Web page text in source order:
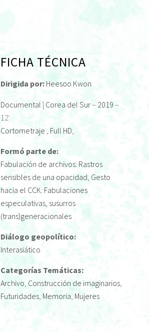
FICHA TÉCNICA
Dirigida por: Heesoo Kwon
Documental | Corea del Sur– 2019 –
12'
Cortometraje , Full HD,
Formó parte de:
Fabulación de archivos: Rastros
sensibles de una opacidad, Gesto
hacia el CCK: Fabulaciones
especulativas, susurros
(trans)generacionales
Diálogo geopolítico:
Interasiático
Categorías Temáticas:
Archivo,Construcción de imaginarios,
Futuridades, Memoria, Mujeres